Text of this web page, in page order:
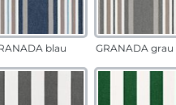
blau GRANADA grau